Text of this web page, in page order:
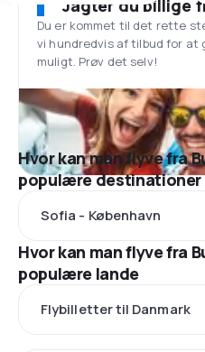
Jagter du billige
Du er kommet til det rette
vi hundredvis af tilbud for at
muligt. Prøv det selv!
Hvor kan man flyve fra
populære destinationer
Sofia - København
Hvor kan man flyve fra
populære lande
Flybilletter til Danmark